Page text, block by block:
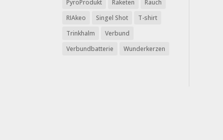
PyroProdukt
Raketen
Rauch
RIAkeo
Singel Shot
T-shirt
Trinkhalm
Verbund
Verbundbatterie
Wunderkerzen